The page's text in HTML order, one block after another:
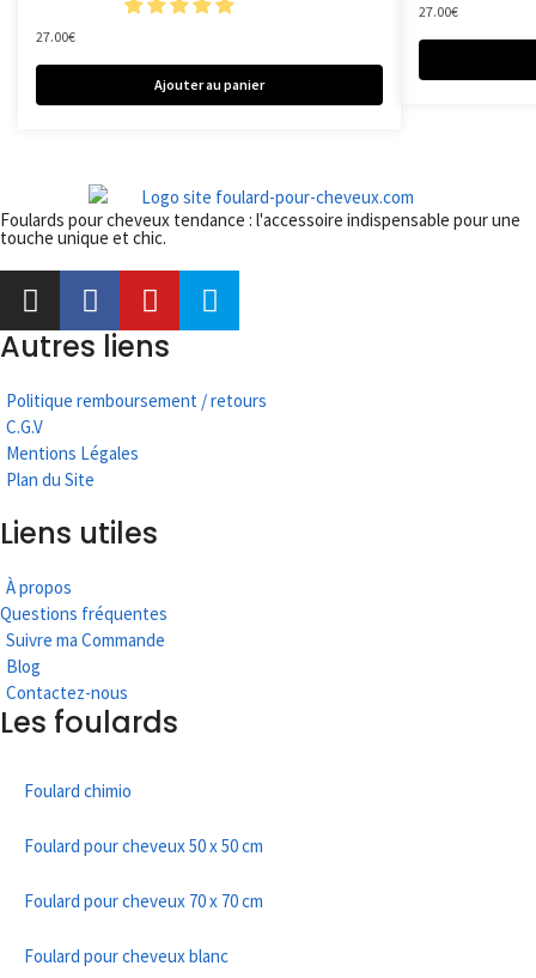
27.00€
Ajouter au panier
27.00€
Foulards pour cheveux tendance : l'accessoire indispensable pour une
touche unique et chic.
Autres liens
Politique remboursement / retours
C.G.V
Mentions Légales
Plan du Site
Liens utiles
À propos
Questions fréquentes
Suivre ma Commande
Blog
Contactez-nous
Les foulards
Foulard chimio
Foulard pour cheveux 50 x 50 cm
Foulard pour cheveux 70 x 70 cm
Foulard pour cheveux blanc